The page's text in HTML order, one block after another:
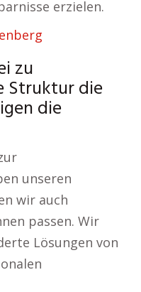
erzielen.
zu
Struktur die
die
unseren
wir auch
passen. Wir
Lösungen von